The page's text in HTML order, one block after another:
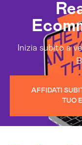
Inizia subito a
AFFIDATI
TUO